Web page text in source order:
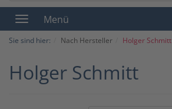
Toggle
navigation
Menü
Sie sind hier: Nach Hersteller Holger Schmitt
Holger Schmitt